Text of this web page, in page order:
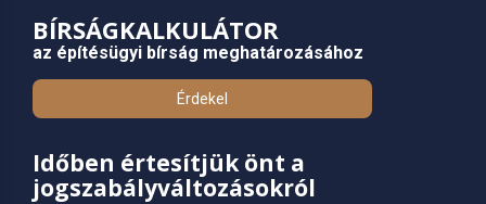
BÍRSÁGKALKULÁTOR
az építésügyi bírság meghatározásához
Érdekel
Időben értesítjük önt a
jogszabályváltozásokról